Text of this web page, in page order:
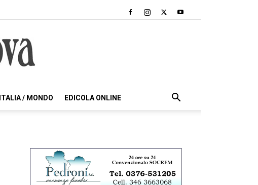
ITALIA / MONDO EDICOLA ONLINE